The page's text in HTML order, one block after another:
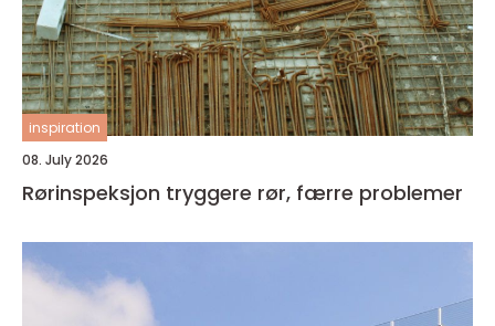
inspiration
08. July 2026
Rørinspeksjon tryggere rør, færre problemer